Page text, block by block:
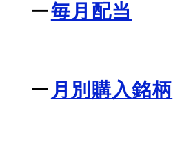
ー毎月配当
ー 月別購入銘柄